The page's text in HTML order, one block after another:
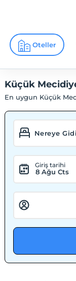
Oteller
Küçük
En uygun Küçük
Giriş tarihi
8 Ağu Cts